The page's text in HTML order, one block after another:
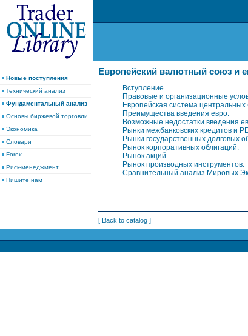
Новые поступления
Технический анализ
Фундаментальный анализ
Основы биржевой торговли
Экономика
Словари
Forex
Риск-менеджмент
Пишите нам
Европейский валютный союз и
Вступление
Правовые и организационные
Европейская система
Преимущества введения евро.
Возможные недостатки введения
Рынки межбанковских кредитов и
Рынки государственных долговых
Рынок корпоративных облигаций.
Рынок акций.
Рынок производных инструментов.
Сравнительный анализ Мировых
[ Back to catalog ]